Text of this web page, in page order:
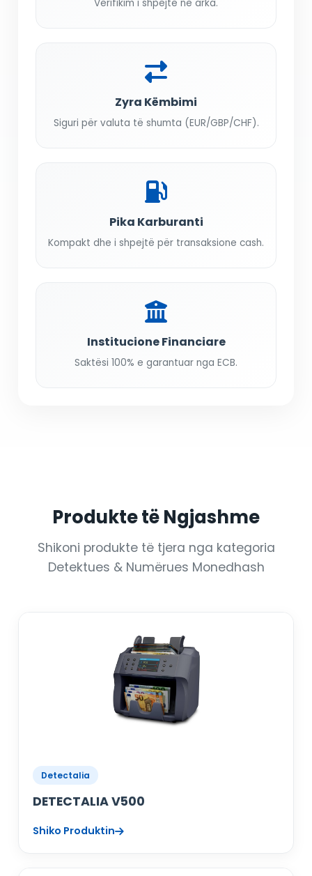
Verifikim i shpejtë në arka.
Zyra Këmbimi
Siguri për valuta të shumta (EUR/GBP/CHF).
Pika Karburanti
Kompakt dhe i shpejtë për transaksione cash.
Institucione Financiare
Saktësi 100% e garantuar nga ECB.
Produkte të Ngjashme
Shikoni produkte të tjera nga kategoria
Detektues & Numërues Monedhash
Detectalia
DETECTALIA V500
Shiko Produktin